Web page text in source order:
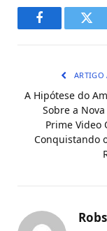
Facebook
ARTIGO
A Hipótese do
Sobre a
Prime Video
Conquistando